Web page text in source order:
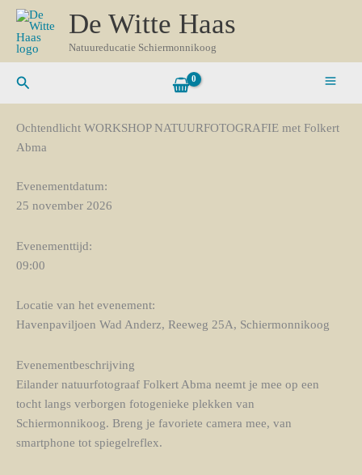
De Witte Haas
Natuureducatie Schiermonnikoog
Zoeken
Ochtendlicht WORKSHOP NATUURFOTOGRAFIE met Folkert
Abma
Evenementdatum:
25 november 2026
Evenementtijd:
09:00
Locatie van het evenement:
Havenpaviljoen Wad Anderz, Reeweg 25A, Schiermonnikoog
Evenementbeschrijving
Eilander natuurfotograaf Folkert Abma neemt je mee op een
tocht langs verborgen fotogenieke plekken van
Schiermonnikoog. Breng je favoriete camera mee, van
smartphone tot spiegelreflex.